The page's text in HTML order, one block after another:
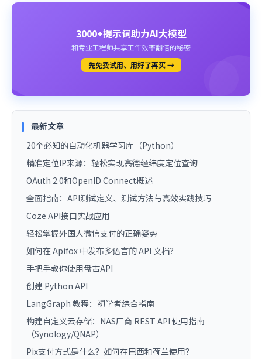
3000+提示词助力AI大模型
和专业工程师共享工作效率翻倍的秘密
先免费试用、用好了再买 →
最新文章
20个必知的自动化机器学习库（Python）
精准定位IP来源：轻松实现高德经纬度定位查询
OAuth 2.0和OpenID Connect概述
全面指南：API测试定义、测试方法与高效实践技巧
Coze API接口实战应用
轻松掌握外国人微信支付的正确姿势
如何在 Apifox 中发布多语言的 API 文档？
手把手教你使用盘古API
创建 Python API
LangGraph 教程：初学者综合指南
构建自定义云存储：NAS厂商 REST API 使用指南
（Synology/QNAP）
Pix支付方式是什么？如何在巴西和荷兰使用？